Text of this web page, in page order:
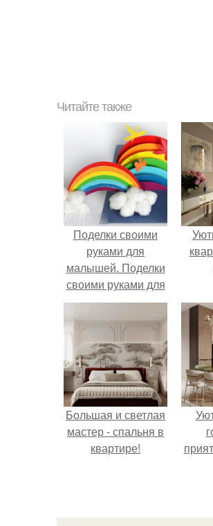
Читайте также
Поделки своими
руками для
малышей. Поделки
своими руками для
детей из бумаги и
картона
Большая и светлая
мастер - спальня в
квартире!